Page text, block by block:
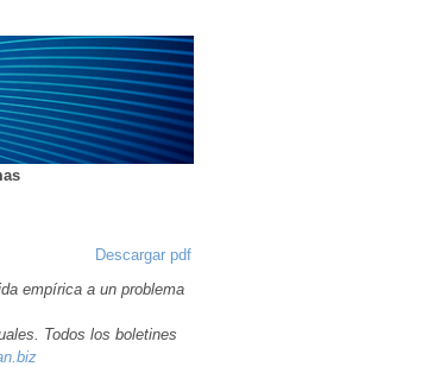
Descargar pdf
empírica a un problema
Todos los boletines